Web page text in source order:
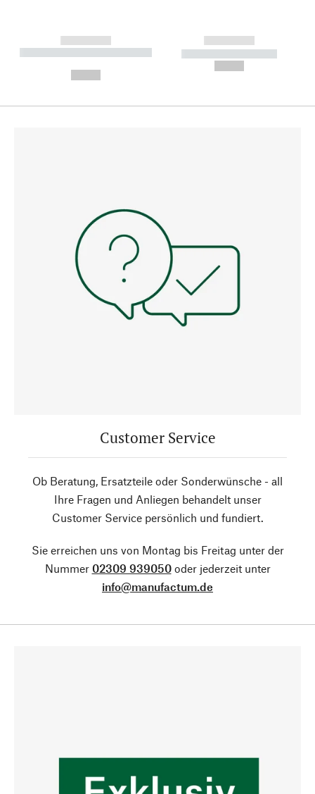
------------
----------- ----------- --------
------------
----------- -----------
Customer Service
Ob Beratung, Ersatzteile oder Sonderwünsche - all
Ihre Fragen und Anliegen behandelt unser
Customer Service persönlich und fundiert.
Sie erreichen uns von Montag bis Freitag unter der
Nummer 02309 939050oder jederzeit unter
info@manufactum.de